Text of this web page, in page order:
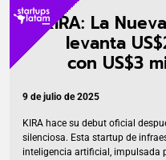
KIRA: La
levanta
con US$3
9 de julio de 2025
KIRA hace su debut oficial
silenciosa. Esta startup de
inteligencia artificial, impulsada